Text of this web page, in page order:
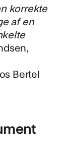
korrekte
af en
Bertel